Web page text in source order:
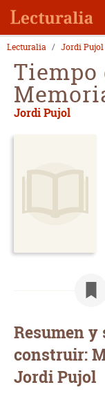
Lecturalia Jordi Pujol
Jordi Pujol
Resumen y
construir:
Jordi Pujol